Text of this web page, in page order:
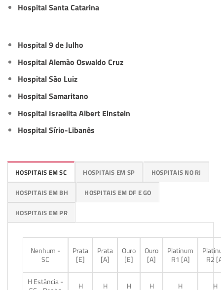
Hospital Santa Catarina
Hospital 9 de Julho
Hospital Alemão Oswaldo Cruz
Hospital São Luiz
Hospital Samaritano
Hospital Israelita Albert Einstein
Hospital Sírio-Libanês
HOSPITAIS EM SC HOSPITAIS EM SP HOSPITAIS NO RJ
HOSPITAIS EM BH HOSPITAIS EM DF E GO
HOSPITAIS EM PR
Nenhum -
SC
Prata
[E]
Prata
[A]
Ouro
[E]
Ouro
[A]
Platinum
R1 [A]
R2
H Estância -
H H H H H H